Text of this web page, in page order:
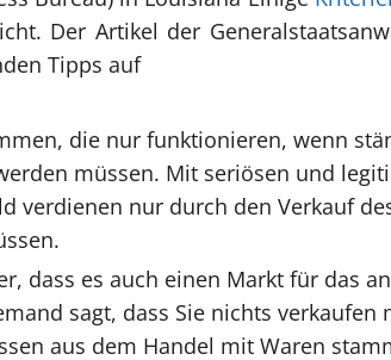
Der Artikel der
Tipps auf
die nur funktionieren, wenn
müssen. Mit seriösen und
verdienen nur durch den Verkauf
dass es auch einen Markt für das
sagt, dass Sie nichts verkaufen
aus dem Handel mit Waren